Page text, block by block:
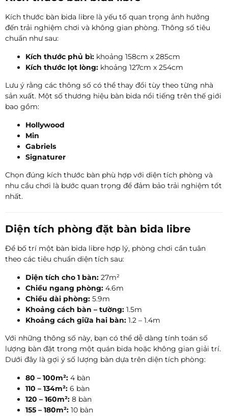
Kích thước bàn bida libre là yếu tố quan trọng ảnh hưởng
đến trải nghiệm chơi và không gian phòng. Thông số tiêu
chuẩn như sau:
Kích thước phủ bì: khoảng 158cm x 285cm
Kích thước lọt lòng: khoảng 127cm x 254cm
Lưu ý rằng các thông số có thể thay đổi tùy theo từng nhà
sản xuất. Một số thương hiệu bàn bida nổi tiếng trên thế giới
bao gồm:
Hollywood
Min
Gabriels
Signaturer
Chọn đúng kích thước bàn phù hợp với diện tích phòng và
nhu cầu chơi là bước quan trọng để đảm bảo trải nghiệm tốt
nhất.
Diện tích phòng đặt bàn bida libre
Để bố trí một bàn bida libre hợp lý, phòng chơi cần tuân
theo các tiêu chuẩn diện tích sau:
Diện tích cho 1 bàn: 27m²
Chiều ngang phòng: 4.6m
Chiều dài phòng: 5.9m
Khoảng cách bàn – tường: 1.5m
Khoảng cách giữa hai bàn: 1.2 – 1.4m
Với những thông số này, bạn có thể dễ dàng tính toán số
lượng bàn đặt trong một quán bida hoặc không gian giải trí.
Dưới đây là gợi ý số lượng bàn dựa trên diện tích phòng:
80 – 100m²: 4 bàn
110 – 134m²: 6 bàn
120 – 160m²: 8 bàn
155 – 180m²: 10 bàn